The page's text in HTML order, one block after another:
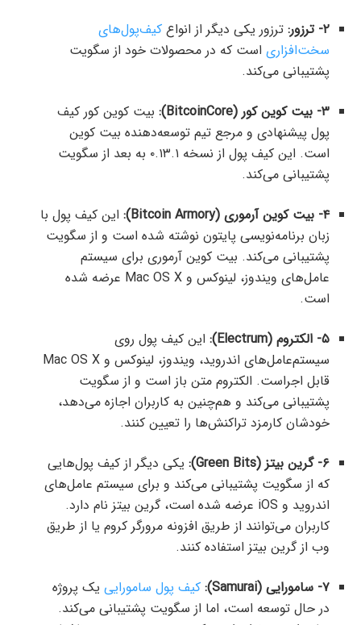
۲- ترزور:
ترزور یکی دیگر از انواع کیف‌پول‌های
سخت‌افزاری است که در محصولات خود از سگویت
پشتیبانی می‌کند.
۳- بیت کوین کور (BitcoinCore):
بیت کوین کور کیف
پول پیشنهادی و مرجع تیم توسعه‌دهنده بیت کوین
است. این کیف پول از نسخه ۰.۱۳.۱ به بعد از سگویت
پشتیبانی می‌کند.
۴- بیت کوین آرموری (Bitcoin Armory):
این کیف پول با
زبان برنامه‌نویسی پایتون نوشته شده است و از سگویت
پشتیبانی می‌کند. بیت کوین آرموری برای سیستم‌
عامل‌های ویندوز، لینوکس و Mac OS X عرضه شده
است.
۵- الکتروم (Electrum):
این کیف پول روی
سیستم‌عامل‌های اندروید، ویندوز، لینوکس و Mac OS X
قابل اجراست. الکتروم متن باز است و از سگویت
پشتیبانی می‌کند و هم‌چنین به کاربران اجازه می‌دهد،
خودشان کارمزد تراکنش‌ها را تعیین کنند.
۶- گرین بیتز (Green Bits):
یکی دیگر از کیف پول‌هایی
که از سگویت پشتیبانی می‌کند و برای سیستم‌ عامل‌های
اندروید و iOS عرضه شده است، گرین بیتز نام دارد.
کاربران می‌توانند از طریق افزونه مرورگر کروم یا از طریق
وب از گرین بیتز استفاده کنند.
۷- سامورایی (Samurai):
کیف پول سامورایی یک پروژه
در حال توسعه است، اما از سگویت پشتیبانی می‌کند.